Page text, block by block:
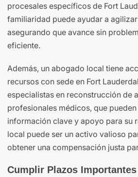
procesales específicos de Fort
familiaridad puede ayudar a
asegurando que avance sin
eficiente.
Además, un abogado local tiene
recursos con sede en Fort
especialistas en reconstrucción de
profesionales médicos, que
información clave y apoyo para su
local puede ser un activo valioso
obtener una compensación justa
Cumplir Plazos Importantes